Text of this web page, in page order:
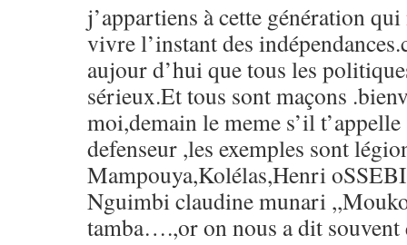
j’appartiens à cette génération qui
vivre l’instant des
aujour d’hui que tous les
sérieux.Et tous sont maçons
moi,demain le meme s’il
defenseur ,les exemples sont
Mampouya,Kolélas,Henri
Nguimbi claudine munari
tamba….,or on nous a dit souvent